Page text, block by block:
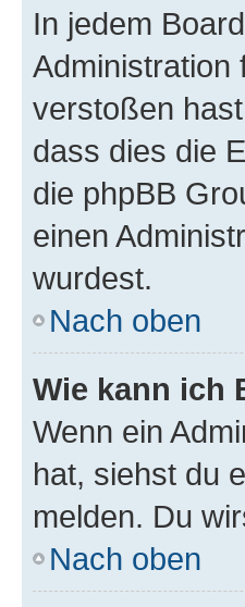
In jedem
Administration
verstoßen
dass dies die
die phpBB
einen
wurdest.
Nach oben
Wie kann ich
Wenn ein
hat, siehst du
melden. Du
Nach oben